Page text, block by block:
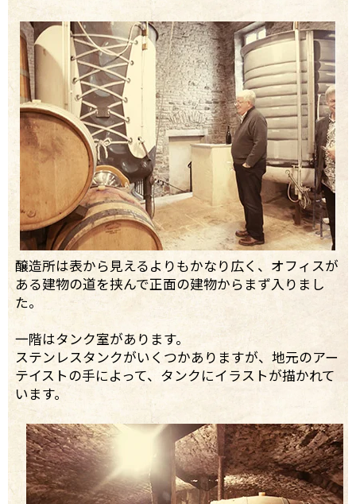
醸造所は表から見えるよりもかなり広く、オフィスが
ある建物の道を挟んで正面の建物からまず入りまし
た。
一階はタンク室があります。
ステンレスタンクがいくつかありますが、地元のアー
テイストの手によって、タンクにイラストが描かれて
います。